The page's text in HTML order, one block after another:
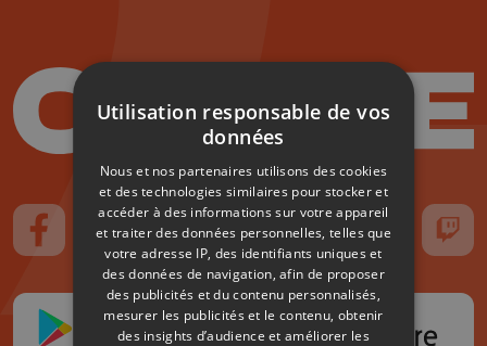
Suivez-nous sur FaceBook
Suivez-nous sur Instagram
Suivez-nous sur TikTok
Suivez-nous sur YouTube
Suivez-nous
Utilisation responsable de vos
données
Nous et nos partenaires utilisons des cookies
et des technologies similaires pour stocker et
accéder à des informations sur votre appareil
et traiter des données personnelles, telles que
votre adresse IP, des identifiants uniques et
des données de navigation, afin de proposer
des publicités et du contenu personnalisés,
mesurer les publicités et le contenu, obtenir
des insights d’audience et améliorer les